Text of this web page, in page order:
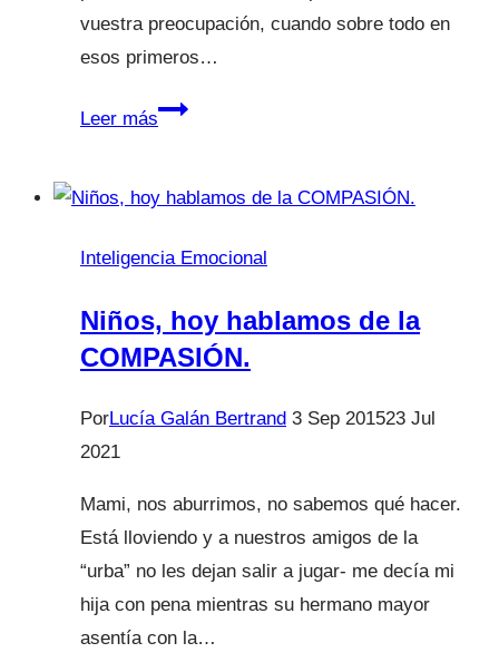
vuestra preocupación, cuando sobre todo en
esos primeros…
Leer más📉
ha
Inteligencia Emocional
Niños, hoy hablamos de la
COMPASIÓN.
PorLucía Galán Bertrand 3 Sep 201523 Jul
2021
Mami, nos aburrimos, no sabemos qué hacer.
Está lloviendo y a nuestros amigos de la
“urba” no les dejan salir a jugar- me decía mi
hija con pena mientras su hermano mayor
asentía con la…